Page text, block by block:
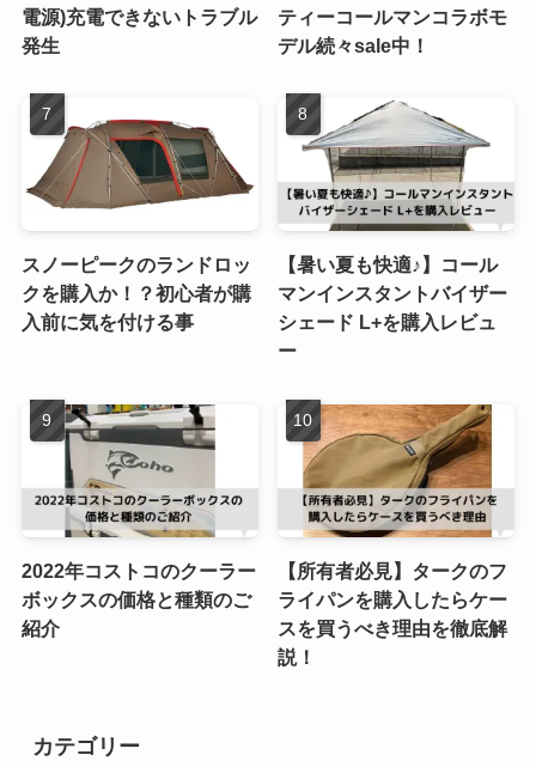
電源)充電できないトラブル
発生
ティーコールマンコラボモ
デル続々sale中！
スノーピークのランドロッ
クを購入か！？初心者が購
入前に気を付ける事
【暑い夏も快適♪】コール
マンインスタントバイザー
シェード L+を購入レビュ
ー
2022年コストコのクーラー
ボックスの価格と種類のご
紹介
【所有者必見】タークのフ
ライパンを購入したらケー
スを買うべき理由を徹底解
説！
カテゴリー